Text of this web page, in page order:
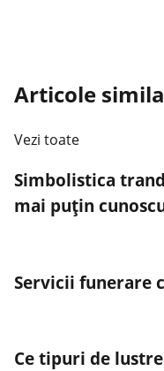
Articole
Vezi toate
Simbolistica
mai puțin
Servicii funerare
Ce tipuri de lustre